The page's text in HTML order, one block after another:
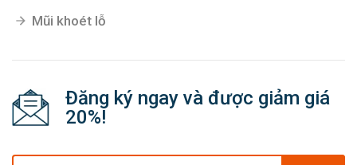
Mũi khoét lỗ
Đăng ký ngay và được giảm giá
20%!